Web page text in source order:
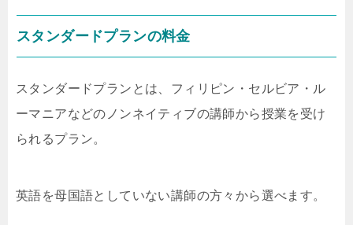
スタンダードプランの料金
スタンダードプランとは、フィリピン・セルビア・ル
ーマニアなどのノンネイティブの講師から授業を受け
られるプラン。
英語を母国語としていない講師の方々から選べます。